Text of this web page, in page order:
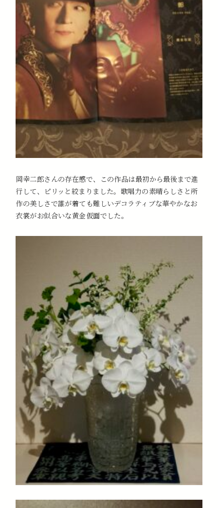
岡幸二郎さんの存在感で、この作品は最初から最後まで進
行して、ピリッと絞まりました。歌唱力の素晴らしさと所
作の美しさで誰が着ても難しいデコラティブな華やかなお
衣裳がお似合いな黄金仮面でした。